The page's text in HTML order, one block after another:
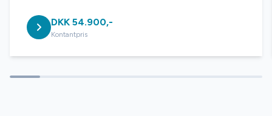
DKK 54.900,-
Kontantpris